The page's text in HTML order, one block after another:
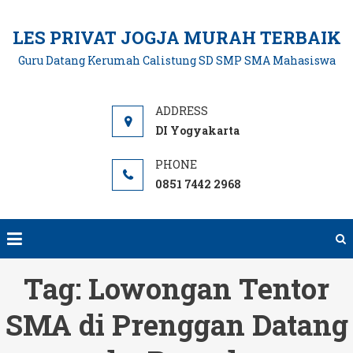
content
LES PRIVAT JOGJA MURAH TERBAIK
Guru Datang Kerumah Calistung SD SMP SMA Mahasiswa
DI Yogyakarta
0851 7442 2968
Tag: Lowongan Tentor
SMA di Prenggan Datang